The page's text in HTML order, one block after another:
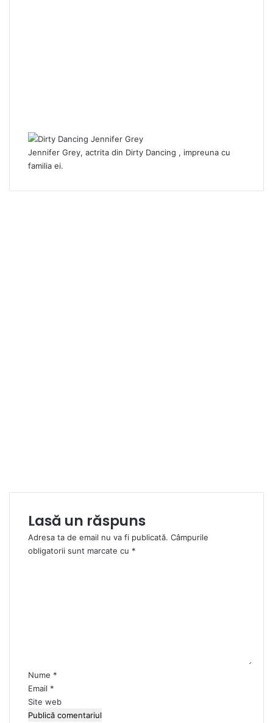
Jennifer Grey, actrita din Dirty Dancing , impreuna cu
familia ei.
Lasă un răspuns
Adresa ta de email nu va fi publicată. Câmpurile
obligatorii sunt marcate cu *
i
u
*
Nume *
Email *
Site web